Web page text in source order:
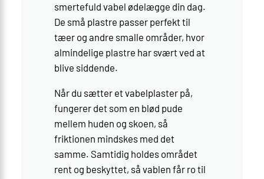
smertefuld vabel ødelægge din dag.
De små plastre passer perfekt til
tæer og andre smalle områder, hvor
almindelige plastre har svært ved at
blive siddende.
Når du sætter et vabelplaster på,
fungerer det som en blød pude
mellem huden og skoen, så
friktionen mindskes med det
samme. Samtidig holdes området
rent og beskyttet, så vablen får ro til